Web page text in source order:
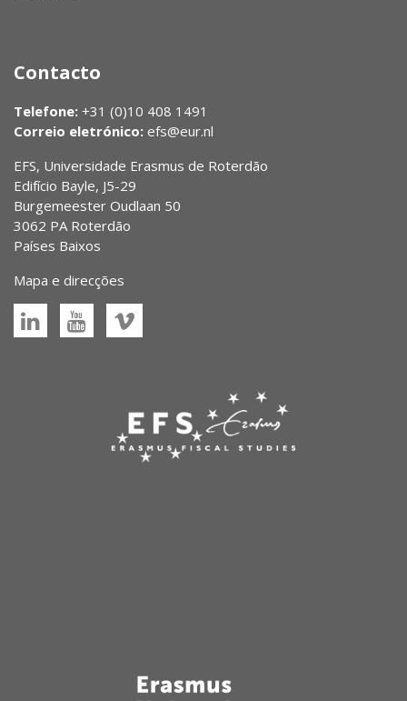
Contacto
Telefone: +31 (0)10 408 1491
Correio eletrónico: efs@eur.nl
EFS, Universidade Erasmus de Roterdão
Edifício Bayle, J5-29
Burgemeester Oudlaan 50
3062 PA Roterdão
Países Baixos
Mapa e direcções